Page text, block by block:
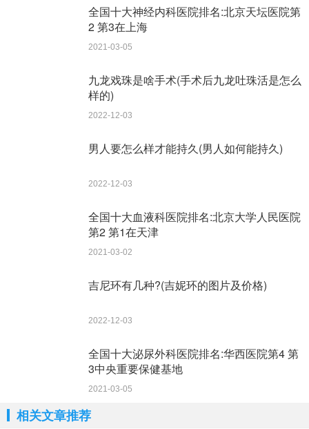
全国十大神经内科医院排名:北京天坛医院第
2 第3在上海
2021-03-05
九龙戏珠是啥手术(手术后九龙吐珠活是怎么
样的)
2022-12-03
男人要怎么样才能持久(男人如何能持久)
2022-12-03
全国十大血液科医院排名:北京大学人民医院
第2 第1在天津
2021-03-02
吉尼环有几种?(吉妮环的图片及价格)
2022-12-03
全国十大泌尿外科医院排名:华西医院第4 第
3中央重要保健基地
2021-03-05
相关文章推荐